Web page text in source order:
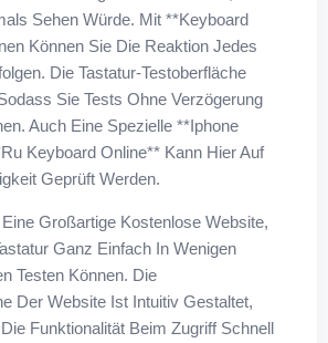
Sehen Würde. Mit **keyboard
Können Sie Die Reaktion Jedes
Die Tastatur-Testoberfläche
Sie Tests Ohne Verzögerung
Auch Eine Spezielle **iphone
Keyboard Online** Kann Hier Auf
Geprüft Werden.
Großartige Kostenlose Website,
Ganz Einfach In Wenigen
Testen Können. Die
Der Website Ist Intuitiv Gestaltet,
Funktionalität Beim Zugriff Schnell